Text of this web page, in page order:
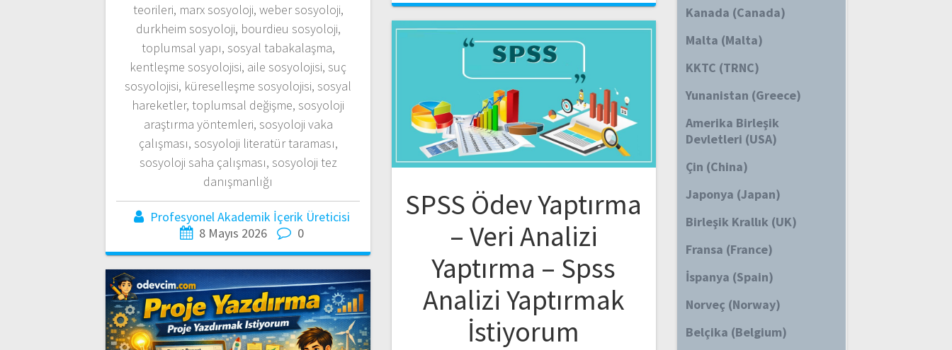
teorileri, marx sosyoloji, weber sosyoloji,
durkheim sosyoloji, bourdieu sosyoloji,
toplumsal yapı, sosyal tabakalaşma,
kentleşme sosyolojisi, aile sosyolojisi, suç
sosyolojisi, küreselleşme sosyolojisi, sosyal
hareketler, toplumsal değişme, sosyoloji
araştırma yöntemleri, sosyoloji vaka
çalışması, sosyoloji literatür taraması,
sosyoloji saha çalışması, sosyoloji tez
danışmanlığı
Profesyonel Akademik İçerik Üreticisi
8 Mayıs 2026
0
SPSS Ödev Yaptırma
– Veri Analizi
Yaptırma – Spss
Analizi Yaptırmak
İstiyorum
Kanada (Canada)
Malta (Malta)
KKTC (TRNC)
Yunanistan (Greece)
Amerika Birleşik
Devletleri (USA)
Çin (China)
Japonya (Japan)
Birleşik Krallık (UK)
Fransa (France)
İspanya (Spain)
Norveç (Norway)
Belçika (Belgium)